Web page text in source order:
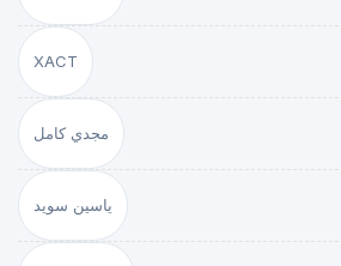
XACT
مجدي كامل
ياسين سويد